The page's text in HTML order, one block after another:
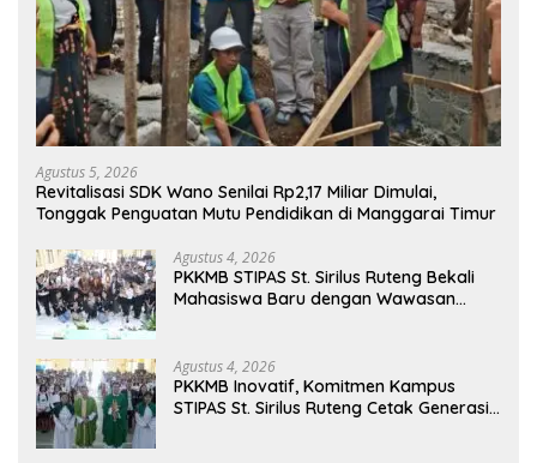
Agustus 5, 2026
Revitalisasi SDK Wano Senilai Rp2,17 Miliar Dimulai,
Tonggak Penguatan Mutu Pendidikan di Manggarai Timur
Agustus 4, 2026
PKKMB STIPAS St. Sirilus Ruteng Bekali
Mahasiswa Baru dengan Wawasan
Agustus 4, 2026
PKKMB Inovatif, Komitmen Kampus
STIPAS St. Sirilus Ruteng Cetak Generasi